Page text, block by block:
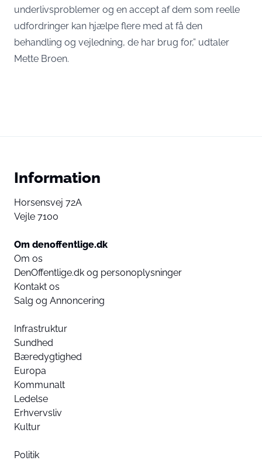
underlivsproblemer og en accept af dem som reelle
udfordringer kan hjælpe flere med at få den
behandling og vejledning, de har brug for,” udtaler
Mette Broen.
Information
Horsensvej 72A
Vejle 7100
Om denoffentlige.dk
Om os
DenOffentlige.dk og personoplysninger
Kontakt os
Salg og Annoncering
Infrastruktur
Sundhed
Bæredygtighed
Europa
Kommunalt
Ledelse
Erhvervsliv
Kultur
Politik